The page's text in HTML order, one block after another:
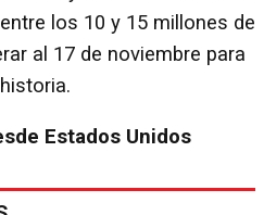
los 10 y 15 millones de
al 17 de noviembre para
Estados Unidos